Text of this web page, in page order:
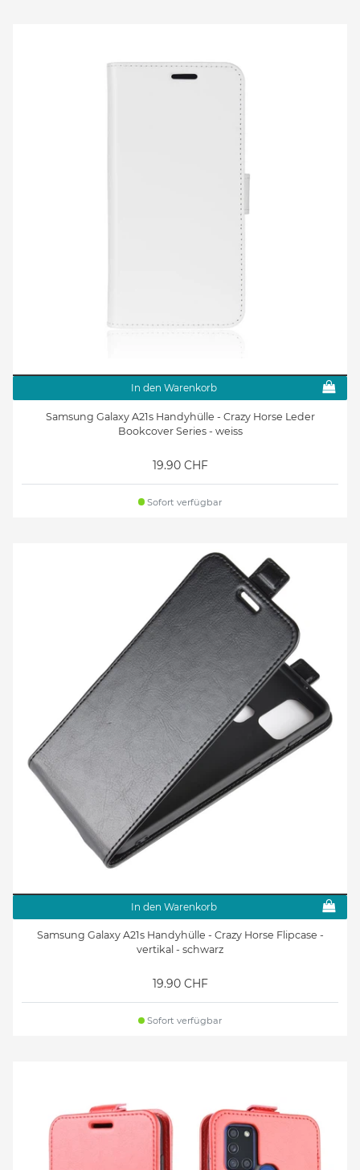
In den Warenkorb
Samsung Galaxy A21s Handyhülle - Crazy Horse Leder
Bookcover Series - weiss
19.90 CHF
Sofort verfügbar
In den Warenkorb
Samsung Galaxy A21s Handyhülle - Crazy Horse Flipcase -
vertikal - schwarz
19.90 CHF
Sofort verfügbar